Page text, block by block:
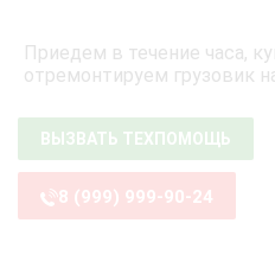
Приедем в течение часа,
отремонтируем грузовик
ВЫЗВАТЬ ТЕХПОМОЩЬ
8 (999) 999-90-24